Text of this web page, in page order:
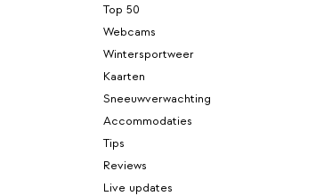
Top 50
Webcams
Wintersportweer
Kaarten
Sneeuwverwachting
Accommodaties
Tips
Reviews
Live updates